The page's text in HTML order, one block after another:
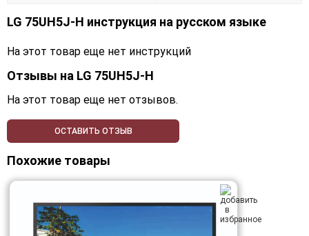
LG 75UH5J-H инструкция на русском языке
На этот товар еще нет инструкций
Отзывы на LG 75UH5J-H
На этот товар еще нет отзывов.
ОСТАВИТЬ ОТЗЫВ
Похожие товары